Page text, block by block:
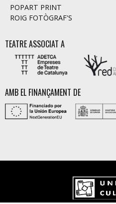
POPART PRINT
ROIG FOTÒGRAF'S
TEATRE ASSOCIAT A
AMB EL FINANÇAMENT DE